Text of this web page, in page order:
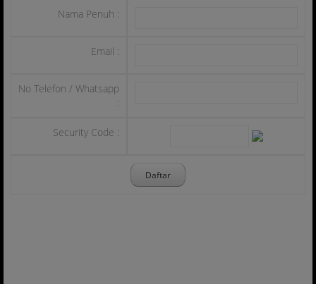
Nama Penuh :
Email :
No Telefon / Whatsapp
:
Security Code :